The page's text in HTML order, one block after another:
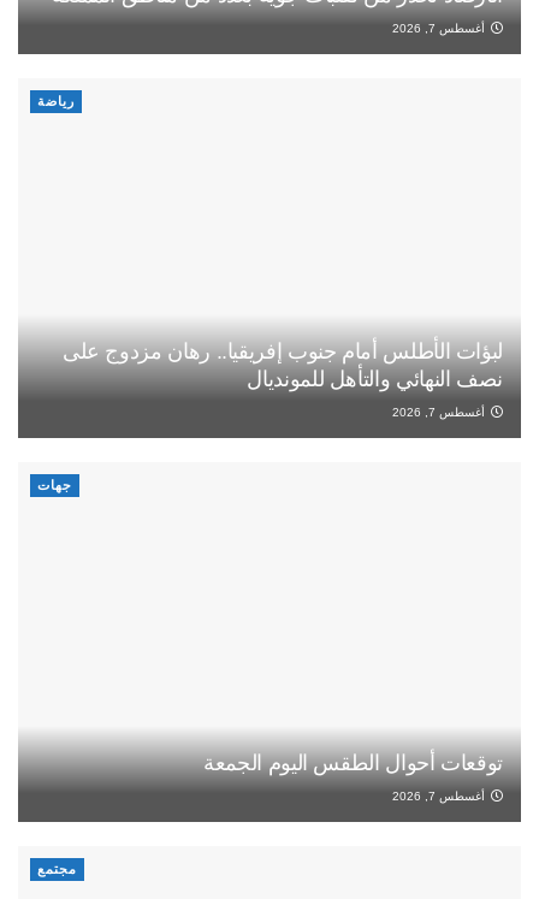
أغسطس 7, 2026
رياضة
لبؤات الأطلس أمام جنوب إفريقيا.. رهان مزدوج على
نصف النهائي والتأهل للمونديال
أغسطس 7, 2026
جهات
توقعات أحوال الطقس اليوم الجمعة
أغسطس 7, 2026
مجتمع